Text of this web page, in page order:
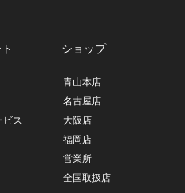
ビス
ショップ
青山本店
名古屋店
大阪店
福岡店
営業所
全国取扱店